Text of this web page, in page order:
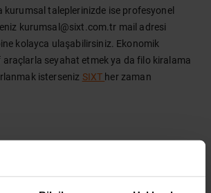
kurumsal taleplerinizde ise profesyonel
kurumsal@sixt.com.tr mail adresi
kolayca ulaşabilirsiniz. Ekonomik
araçlarla seyahat etmek ya da filo kiralama
isterseniz SIXT her zaman